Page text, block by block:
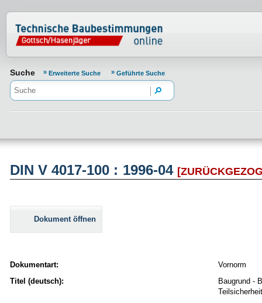
Normenportal Barrierefreiheit
Suche Erweiterte Suche Geführte Suche
DIN V 4017-100 : 1996-04
Dokument öffnen
Dokumentart:
Vornorm
Titel (deutsch):
Baugrund -